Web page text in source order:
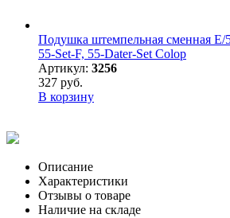
Подушка штемпельная сменная E/
55-Set-F, 55-Dater-Set Colop
Артикул: 3256
327 руб.
В корзину
Описание
Характеристики
Отзывы о товаре
Наличие на складе